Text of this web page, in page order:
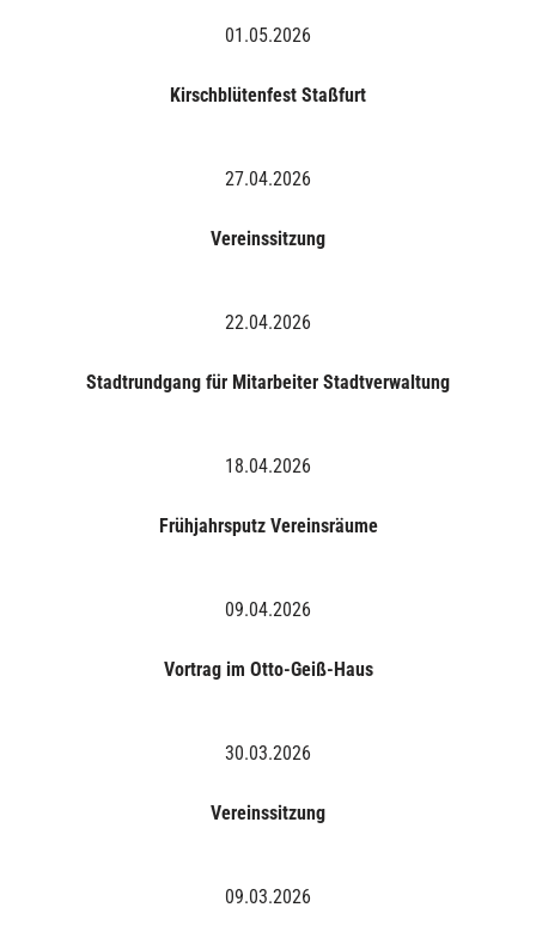
01.05.2026
Kirschblütenfest Staßfurt
27.04.2026
Vereinssitzung
22.04.2026
Stadtrundgang für Mitarbeiter Stadtverwaltung
18.04.2026
Frühjahrsputz Vereinsräume
09.04.2026
Vortrag im Otto-Geiß-Haus
30.03.2026
Vereinssitzung
09.03.2026